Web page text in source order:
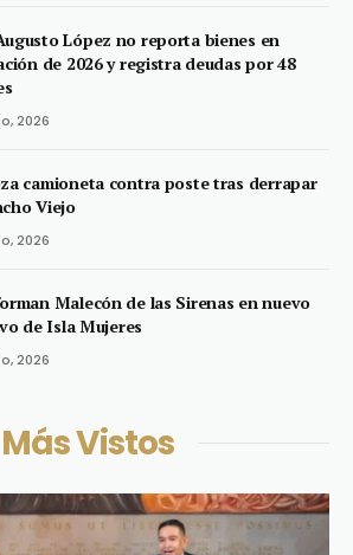
López no reporta bienes en
de 2026 y registra deudas por 48
2026
camioneta contra poste tras derrapar
Viejo
2026
Malecón de las Sirenas en nuevo
de Isla Mujeres
2026
Más Vistos